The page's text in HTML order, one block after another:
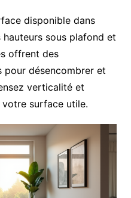
disponible dans
sous plafond et
offrent des
désencombrer et
verticalité et
surface utile.